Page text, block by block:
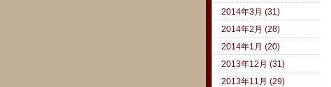
2014年3月 (31)
2014年2月 (28)
2014年1月 (20)
2013年12月 (31)
2013年11月 (29)